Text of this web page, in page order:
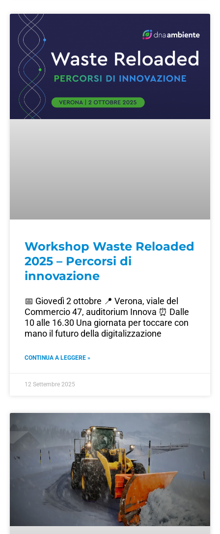
Workshop Waste Reloaded
2025 – Percorsi di
innovazione
📅 Giovedì 2 ottobre 📍 Verona, viale del
Commercio 47, auditorium Innova ⏰ Dalle
10 alle 16.30 Una giornata per toccare con
mano il futuro della digitalizzazione
CONTINUA A LEGGERE »
12 Settembre 2025